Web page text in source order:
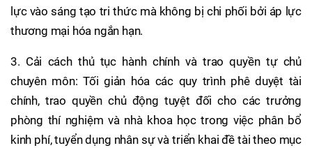
lực vào sáng tạo tri thức mà không bị chi phối bởi áp lực
thương mại hóa ngắn hạn.
3. Cải cách thủ tục hành chính và trao quyền tự chủ
chuyên môn: Tối giản hóa các quy trình phê duyệt tài
chính, trao quyền chủ động tuyệt đối cho các trưởng
phòng thí nghiệm và nhà khoa học trong việc phân bổ
kinh phí, tuyển dụng nhân sự và triển khai đề tài theo mục